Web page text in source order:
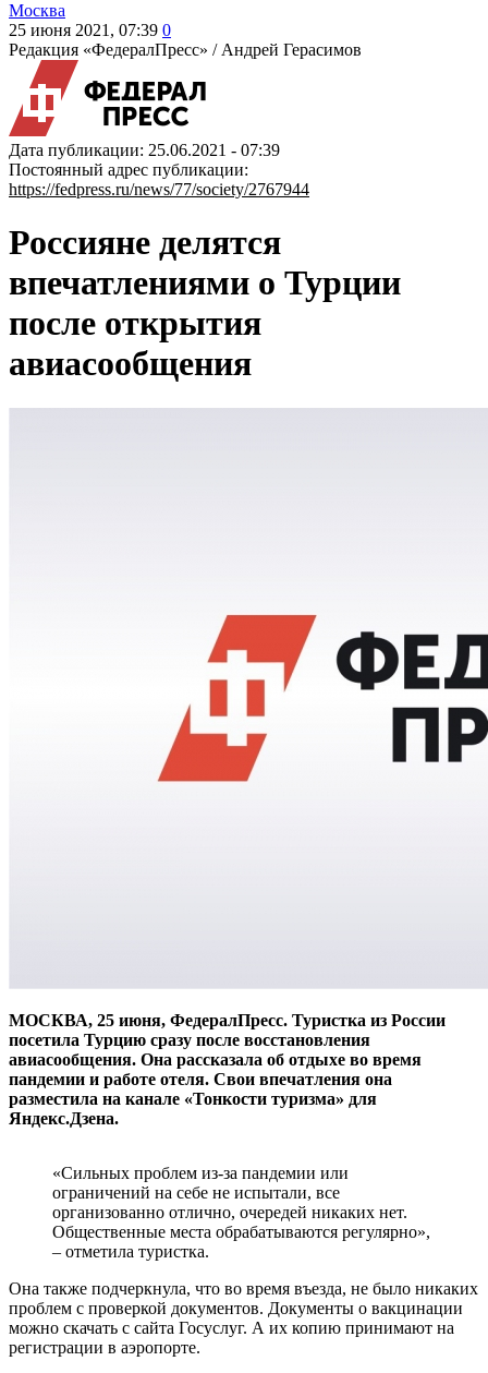
Москва
25 июня 2021, 07:39 0
Редакция «ФедералПресс» / Андрей Герасимов
Дата публикации: 25.06.2021 - 07:39
Постоянный адрес публикации:
https://fedpress.ru/news/77/society/2767944
Россияне делятся
впечатлениями о Турции
после открытия
авиасообщения
МОСКВА, 25 июня, ФедералПресс. Туристка из России
посетила Турцию сразу после восстановления
авиасообщения. Она рассказала об отдыхе во время
пандемии и работе отеля. Свои впечатления она
разместила на канале «Тонкости туризма» для
Яндекс.Дзена.
«Сильных проблем из-за пандемии или
ограничений на себе не испытали, все
организованно отлично, очередей никаких нет.
Общественные места обрабатываются регулярно»,
– отметила туристка.
Она также подчеркнула, что во время въезда, не было никаких
проблем с проверкой документов. Документы о вакцинации
можно скачать с сайта Госуслуг. А их копию принимают на
регистрации в аэропорте.